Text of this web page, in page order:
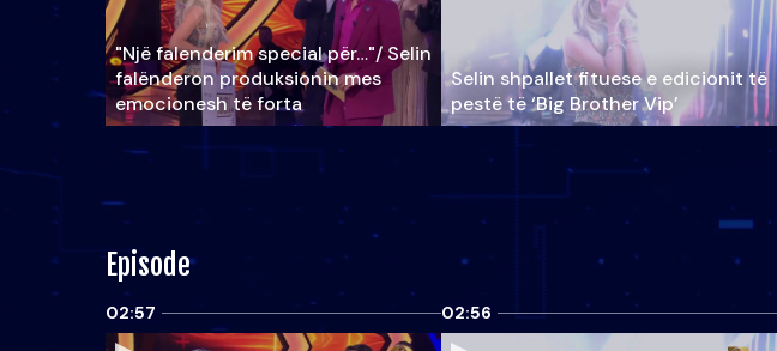
"Një falenderim special për…"/ Selin
falënderon produksionin mes
emocionesh të forta
Selin shpallet fituese e edicionit të
pestë të ‘Big Brother Vip’
Episode
02:57 02:56